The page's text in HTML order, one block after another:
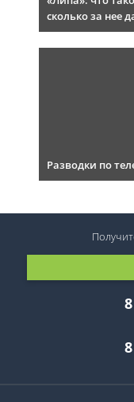
сколько за нее
Разводки по